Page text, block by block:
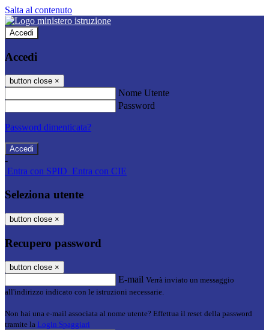
Salta al contenuto
Accedi
Accedi
button close ×
Nome Utente
Password
Password dimenticata?
-
Entra con SPID Entra con CIE
Seleziona utente
button close ×
Recupero password
button close ×
E-mail Verrà inviato un messaggio
all'indirizzo indicato con le istruzioni necessarie.
Non hai una e-mail associata al nome utente? Effettua il reset della password
tramite la Login Spaggiari